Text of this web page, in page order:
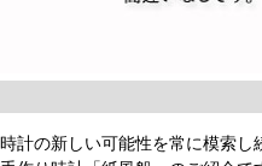
時計の新しい可能性を常に模索